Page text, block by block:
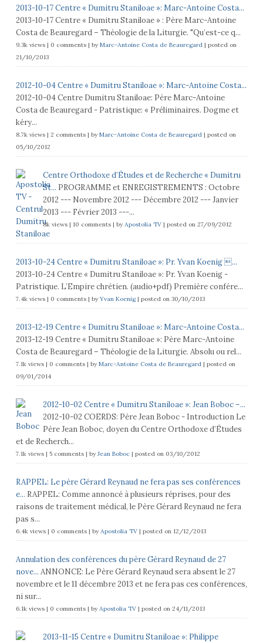
2013-10-17 Centre « Dumitru Staniloae »: Marc-Antoine Costa...
2013-10-17 Centre « Dumitru Staniloae » : Père Marc-Antoine
Costa de Beauregard – Théologie de la Liturgie. "Qu’est-ce q...
9.3k views| 0 comments| byMarc-Antoine Costa de Beauregard| posted on
21/10/2013
2012-10-04 Centre « Dumitru Staniloae »: Marc-Antoine Costa...
2012-10-04 Centre Dumitru Staniloae: Père Marc-Antoine
Costa de Beauregard - Patristique: « Préliminaires. Dogme et
kéry...
8.7k views| 2 comments| byMarc-Antoine Costa de Beauregard| posted on
05/10/2012
Centre Orthodoxe d’Études et de Recherche « Dumitru
St... PROGRAMME et ENREGISTREMENTS : Octobre
2012 --- Novembre 2012 --- Décembre 2012 --- Janvier
2013 --- Février 2013 ---...
8k views| 10 comments| byApostolia TV| posted on 27/09/2012
2013-10-24 Centre « Dumitru Staniloae »: Pr. Yvan Koenig ...
2013-10-24 Centre « Dumitru Staniloae »: Pr. Yvan Koenig -
Patristique. L’Empire chrétien. (audio+pdf) Première confére...
7.4k views| 0 comments| byYvan Koenig| posted on 30/10/2013
2013-12-19 Centre « Dumitru Staniloae »: Marc-Antoine Costa...
2013-12-19 Centre « Dumitru Staniloae »: Père Marc-Antoine
Costa de Beauregard – Théologie de la Liturgie. Absolu ou rel...
7.1k views| 0 comments| byMarc-Antoine Costa de Beauregard| posted on
09/01/2014
2012-10-02 Centre « Dumitru Staniloae »: Jean Boboc –...
2012-10-02 COERDS: Père Jean Boboc - Introduction Le
Père Jean Boboc, doyen du Centre Orthodoxe d’Études
et de Recherch...
7.1k views| 5 comments| byJean Boboc| posted on 03/10/2012
RAPPEL: Le père Gérard Reynaud ne fera pas ses conférences
e... RAPPEL: Comme annoncé à plusieurs réprises, pour des
raisons de traitement médical, le Père Gérard Reynaud ne fera
pas s...
6.4k views| 0 comments| byApostolia TV| posted on 12/12/2013
Annulation des conférences du père Gérard Reynaud de 27
nove... ANNONCE: Le Père Gérard Reynaud sera absent le 27
novembre et le 11 décembre 2013 et ne fera pas ces conférences,
ni sur...
6.1k views| 0 comments| byApostolia TV| posted on 24/11/2013
2013-11-15 Centre « Dumitru Staniloae »: Philippe